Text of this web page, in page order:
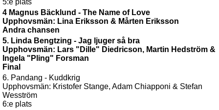
4 Magnus Bäcklund - The Name of Love
Upphovsmän: Lina Eriksson & Mårten Eriksson
Andra chansen
5. Linda Bengtzing - Jag ljuger så bra
Upphovsmän: Lars "Dille" Diedricson, Martin Hedström &
Ingela "Pling" Forsman
Final
6. Pandang - Kuddkrig
Upphovsmän: Kristofer Stange, Adam Chiapponi & Stefan
Wesström
6:e plats